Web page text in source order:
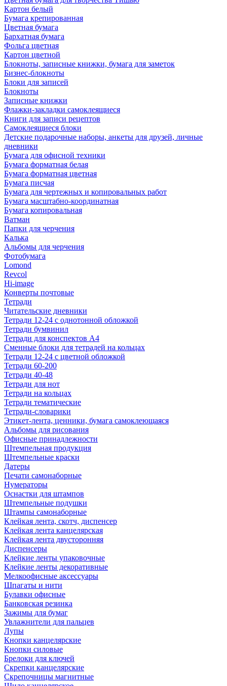
Картон белый
Бумага крепированная
Цветная бумага
Бархатная бумага
Фольга цветная
Картон цветной
Блокноты, записные книжки, бумага для заметок
Бизнес-блокноты
Блоки для записей
Блокноты
Записные книжки
Флажки-закладки самоклеящиеся
Книги для записи рецептов
Самоклеящиеся блоки
Детские подарочные наборы, анкеты для друзей, личные
дневники
Бумага для офисной техники
Бумага форматная белая
Бумага форматная цветная
Бумага писчая
Бумага для чертежных и копировальных работ
Бумага масштабно-координатная
Бумага копировальная
Ватман
Папки для черчения
Калька
Альбомы для черчения
Фотобумага
Lomond
Revcol
Hi-image
Конверты почтовые
Тетради
Читательские дневники
Тетради 12-24 с однотонной обложкой
Тетради бумвинил
Тетради для конспектов А4
Сменные блоки для тетрадей на кольцах
Тетради 12-24 с цветной обложкой
Тетради 60-200
Тетради 40-48
Тетради для нот
Тетради на кольцах
Тетради тематические
Тетради-словарики
Этикет-лента, ценники, бумага самоклеющаяся
Альбомы для рисования
Офисные принадлежности
Штемпельная продукция
Штемпельные краски
Датеры
Печати самонаборные
Нумераторы
Оснастки для штампов
Штемпельные подушки
Штампы самонаборные
Клейкая лента, скотч, диспенсер
Клейкая лента канцелярская
Клейкая лента двусторонняя
Диспенсеры
Клейкие ленты упаковочные
Клейкие ленты декоративные
Мелкоофисные аксессуары
Шпагаты и нити
Булавки офисные
Банковская резинка
Зажимы для бумаг
Увлажнители для пальцев
Лупы
Кнопки канцелярские
Кнопки силовые
Брелоки для ключей
Скрепки канцелярские
Скрепочницы магнитные